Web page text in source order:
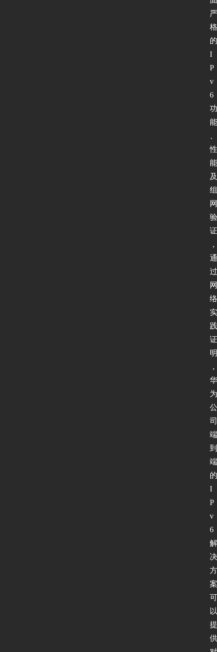
严
格
的
I
P
v
6
功
能
性
能
及
组
网
验
证
，
通
过
网
络
实
践
证
明
，
华
为
公
司
端
到
端
的
I
P
v
6
解
决
方
案
可
以
提
供